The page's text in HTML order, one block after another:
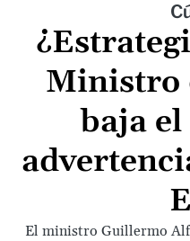
Ministro
baja
El ministro Guillermo